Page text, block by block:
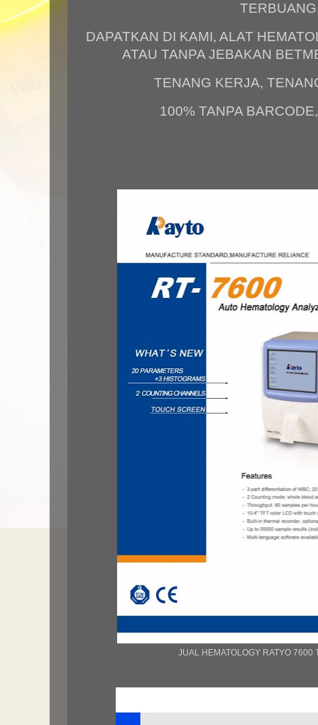
DAPATKAN DI KAMI, ALAT
ATAU TANPA JEBAKAN
TENANG KERJA,
100% TANPA
JUAL HEMATOLOGY RATYO 7600